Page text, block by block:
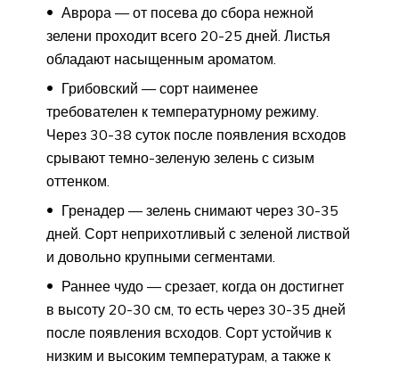
Аврора — от посева до сбора нежной
зелени проходит всего 20-25 дней. Листья
обладают насыщенным ароматом.
Грибовский — сорт наименее
требователен к температурному режиму.
Через 30-38 суток после появления всходов
срывают темно-зеленую зелень с сизым
оттенком.
Гренадер — зелень снимают через 30-35
дней. Сорт неприхотливый с зеленой листвой
и довольно крупными сегментами.
Раннее чудо — срезает, когда он достигнет
в высоту 20-30 см, то есть через 30-35 дней
после появления всходов. Сорт устойчив к
низким и высоким температурам, а также к